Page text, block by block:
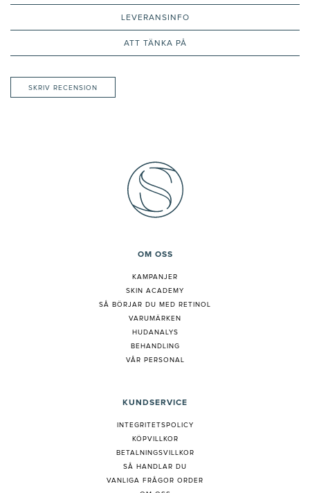
LEVERANSINFO
ATT TÄNKA PÅ
SKRIV RECENSION
OM OSS
KAMPANJER
SKIN ACADEMY
SÅ BÖRJAR DU MED RETINOL
VARUMÄRKEN
HUDANALYS
BEHANDLING
VÅR PERSONAL
KUNDSERVICE
INTEGRITETSPOLICY
KÖPVILLKOR
BETALNINGSVILLKOR
SÅ HANDLAR DU
VANLIGA FRÅGOR ORDER